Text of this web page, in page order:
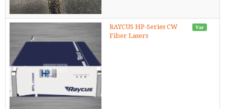
RAYCUS HP-Series CW
Fiber Lasers
Var